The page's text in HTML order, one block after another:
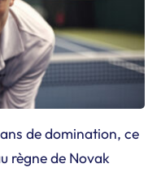
de domination, ce
règne de Novak